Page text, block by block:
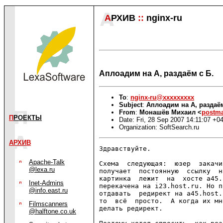
П РОЕКТЫ
АРХИВ
Apache-Talk
@lexa.ru
Inet-Admins
@info.east.ru
Filmscanners
@halftone.co.uk
АРХИВ :: nginx-ru
Аплоадим на A, раздаём с Б.
To: nginx-ru@xxxxxxxxx
Subject: Аплоадим на A,
From: Монашёв Михаил <
Date: Fri, 28 Sep 2007 14:11:07
Organization: SoftSearch.ru
Здравствуйте.
Схема  следующая:  юзер
получает  постоянную
картинка  лежит  на  хосте
перекачена на i23.host.ru. Но
отдавать  редирект на
то  всё  просто.  А когда их
делать редирект.